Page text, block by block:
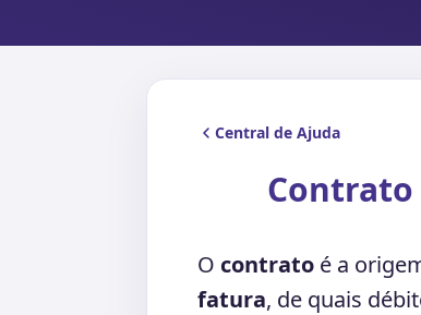
Central de Ajuda
O contrato é a
fatura, de quais